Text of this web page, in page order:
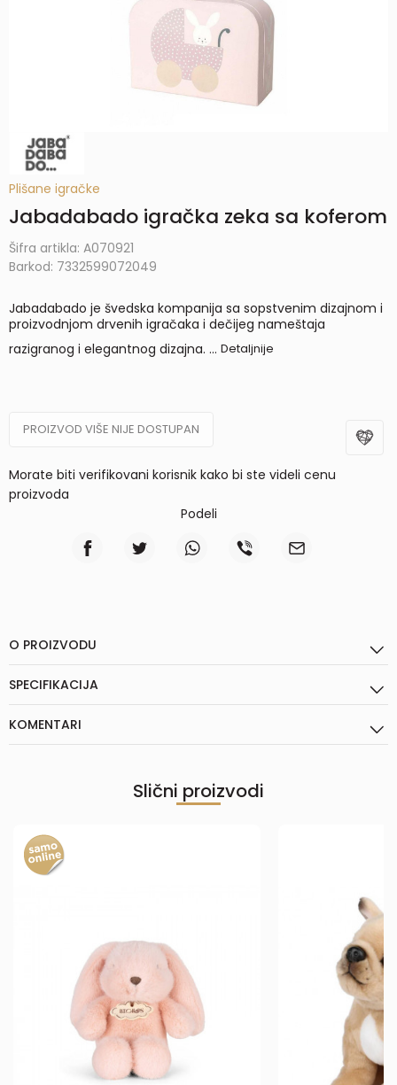
Plišane igračke
Jabadabado igračka zeka sa koferom
Šifra artikla: A070921
Barkod: 7332599072049
Jabadabado je švedska kompanija sa sopstvenim dizajnom i
proizvodnjom drvenih igračaka i dečijeg nameštaja
razigranog i elegantnog dizajna. ... Detaljnije
PROIZVOD VIŠE NIJE DOSTUPAN
Morate biti verifikovani korisnik kako bi ste videli cenu
proizvoda
Podeli
O PROIZVODU
SPECIFIKACIJA
KOMENTARI
Slični proizvodi